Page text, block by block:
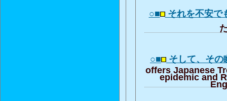
○■ それを不安
○■ そして、そ
offers Japanese
epidemic and